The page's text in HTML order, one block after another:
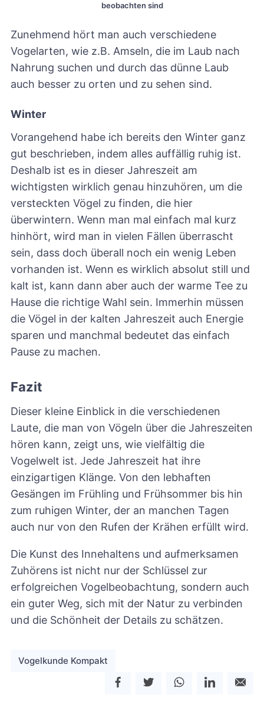
beobachten sind
Zunehmend hört man auch verschiedene
Vogelarten, wie z.B. Amseln, die im Laub nach
Nahrung suchen und durch das dünne Laub
auch besser zu orten und zu sehen sind.
Winter
Vorangehend habe ich bereits den Winter ganz
gut beschrieben, indem alles auffällig ruhig ist.
Deshalb ist es in dieser Jahreszeit am
wichtigsten wirklich genau hinzuhören, um die
versteckten Vögel zu finden, die hier
überwintern. Wenn man mal einfach mal kurz
hinhört, wird man in vielen Fällen überrascht
sein, dass doch überall noch ein wenig Leben
vorhanden ist. Wenn es wirklich absolut still und
kalt ist, kann dann aber auch der warme Tee zu
Hause die richtige Wahl sein. Immerhin müssen
die Vögel in der kalten Jahreszeit auch Energie
sparen und manchmal bedeutet das einfach
Pause zu machen.
Fazit
Dieser kleine Einblick in die verschiedenen
Laute, die man von Vögeln über die Jahreszeiten
hören kann, zeigt uns, wie vielfältig die
Vogelwelt ist. Jede Jahreszeit hat ihre
einzigartigen Klänge. Von den lebhaften
Gesängen im Frühling und Frühsommer bis hin
zum ruhigen Winter, der an manchen Tagen
auch nur von den Rufen der Krähen erfüllt wird.
Die Kunst des Innehaltens und aufmerksamen
Zuhörens ist nicht nur der Schlüssel zur
erfolgreichen Vogelbeobachtung, sondern auch
ein guter Weg, sich mit der Natur zu verbinden
und die Schönheit der Details zu schätzen.
Vogelkunde Kompakt